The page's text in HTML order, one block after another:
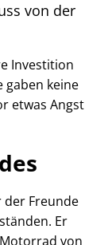
von der
Investition
gaben keine
etwas Angst
der Freunde
Er
von